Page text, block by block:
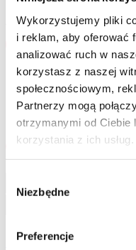
Wykorzystujemy pliki
i reklam, aby oferować
analizować ruch w
korzystasz z naszej
społecznościowym,
Partnerzy mogą
otrzymanymi od Ciebie
korzystania z ich usług.
zgody
Niezbędne
Preferencje
49zł
Dodaj do koszyka
Średnio
20 maja 2024
Enrollment validity:
Hej! Witaj z powrotem!
Nie pamiętasz hasła?